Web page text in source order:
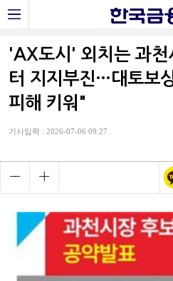
'AX도시' 외치는 과
터 지지부진…대토보
피해 키워"
기사입력 : 2026-07-06 09:27